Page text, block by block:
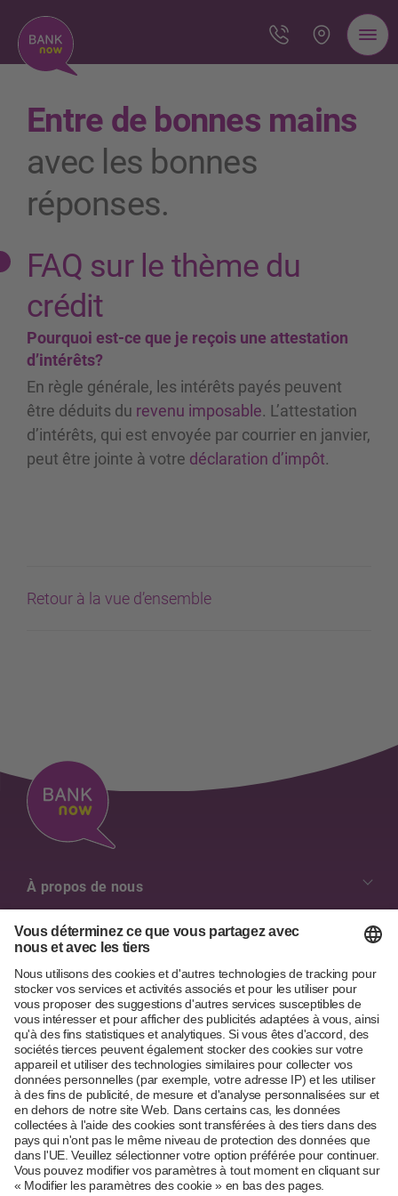
Entre de bonnes mains
avec les bonnes
réponses.
FAQ sur le thème du
crédit
Pourquoi est-ce que je reçois une attestation
d’intérêts?
En règle générale, les intérêts payés peuvent
être déduits du revenu imposable. L’attestation
d’intérêts, qui est envoyée par courrier en janvier,
peut être jointe à votre déclaration d’impôt.
Retour à la vue d’ensemble
À propos de nous
Nos valeurs
Diversité & Inclusion
Conseil d'administration & Direction générale
Rapports annuels
Aperçu des contacts
Contact
Formulaire de contact
Agences
Médias
Partenaires
Aide & Services
Questions fréquentes
S'inscrire à la newsletter
FR DE IT PT EN
© 2026 BANK-now
Déclarations relative à la protection des données et conditions
d’utilisation